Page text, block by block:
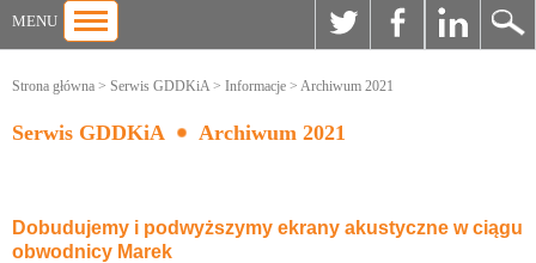
MENU
Strona główna > Serwis GDDKiA> Informacje > Archiwum 2021
Serwis GDDKiA Archiwum 2021
Dobudujemy i podwyższymy ekrany akustyczne w ciągu
obwodnicy Marek